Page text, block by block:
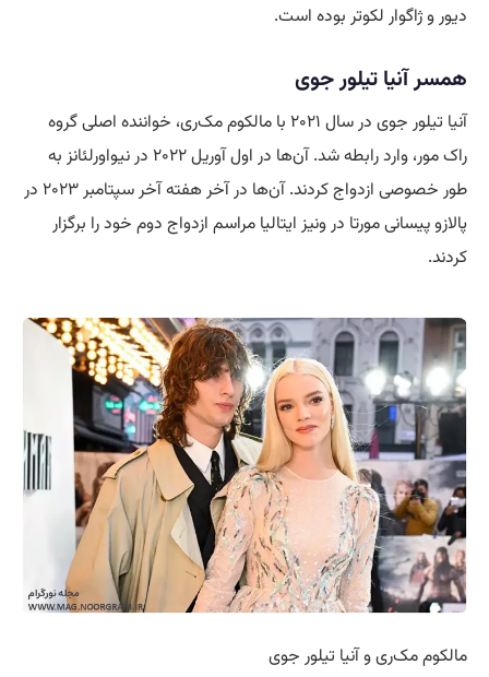
دیور و ژاگوار لکوتر بوده است.
همسر آنیا تیلور جوی
آنیا تیلور جوی در سال ۲۰۲۱ با مالکوم مک‌ری، خواننده اصلی گروه
راک مور، وارد رابطه شد. آن‌ها در اول آوریل ۲۰۲۲ در نیواورلئانز به
طور خصوصی ازدواج کردند. آن‌ها در آخر هفته آخر سپتامبر ۲۰۲۳ در
پالازو پیسانی مورتا در ونیز ایتالیا مراسم ازدواج دوم خود را برگزار
کردند.
مالکوم مک‌ری و آنیا تیلور جوی